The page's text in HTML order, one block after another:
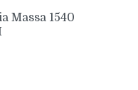
Massa 1540